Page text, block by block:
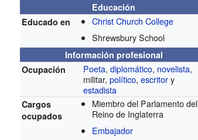
Educación
Educado en
Christ Church College
Shrewsbury School
Información profesional
Ocupación
Poeta,diplomático, novelista,
militar,político,escritory
estadista
Cargos
ocupados
Miembro del Parlamento del
Reino de Inglaterra
Embajador